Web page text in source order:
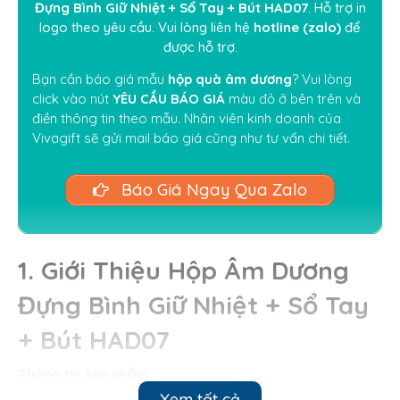
Đựng Bình Giữ Nhiệt + Sổ Tay + Bút HAD07. Hỗ trợ in
logo theo yêu cầu. Vui lòng liên hệ hotline (zalo) để
được hỗ trợ.
Bạn cần báo giá mẫu hộp quà âm dương? Vui lòng
click vào nút YÊU CẦU BÁO GIÁ màu đỏ ở bên trên và
điền thông tin theo mẫu. Nhân viên kinh doanh của
Vivagift sẽ gửi mail báo giá cũng như tư vấn chi tiết.
Báo Giá Ngay Qua Zalo
1. Giới Thiệu Hộp Âm Dương
Đựng Bình Giữ Nhiệt + Sổ Tay
+ Bút HAD07